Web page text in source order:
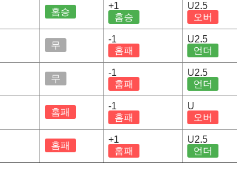
홈승
+1
홈승
U2.5
오버
무
-1
홈패
U2.5
언더
무
-1
홈패
U2.5
언더
홈패
-1
홈패
U
오버
홈패
+1
홈패
U2.5
언더